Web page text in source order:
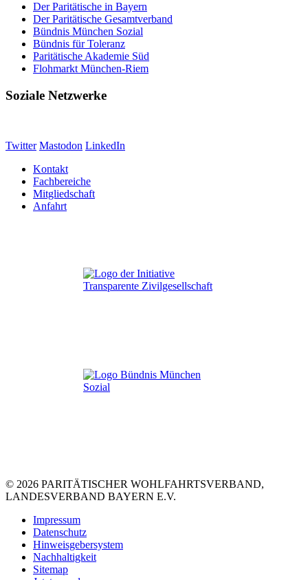
Der Paritätische in Bayern
Der Paritätische Gesamtverband
Bündnis München Sozial
Bündnis für Toleranz
Paritätische Akademie Süd
Flohmarkt München-Riem
Soziale Netzwerke
Twitter Mastodon LinkedIn
Kontakt
Fachbereiche
Mitgliedschaft
Anfahrt
© 2026 PARITÄTISCHER WOHLFAHRTSVERBAND,
LANDESVERBAND BAYERN E.V.
Impressum
Datenschutz
Hinweisgebersystem
Nachhaltigkeit
Sitemap